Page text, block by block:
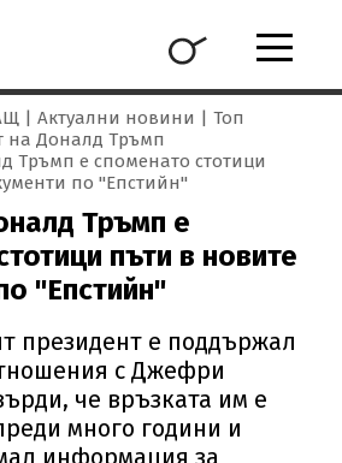
Актуални новини
Топ
на Доналд Тръмп
Тръмп е споменато стотици
по "Епстийн"
Тръмп е
пъти в новите
"Епстийн"
президент е поддържал
с Джефри
че връзката им е
много години и